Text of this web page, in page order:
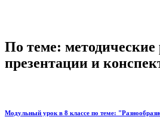
По теме: методические
презентации и
Модульный урок в 8 классе по теме: